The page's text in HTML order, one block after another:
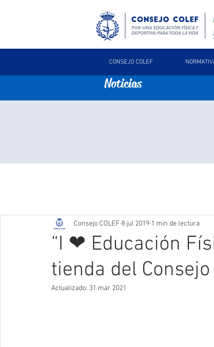
CONSEJO COLEF
Noticias
“I ❤ Educación
tienda del Consejo
Consejo COLEF 8 jul 2019 1 min de lectura
Actualizado: 31 mar 2021